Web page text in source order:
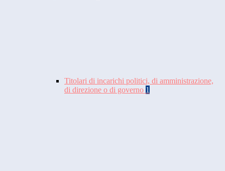
Titolari di incarichi politici, di amministrazione,
di direzione o di governo 1